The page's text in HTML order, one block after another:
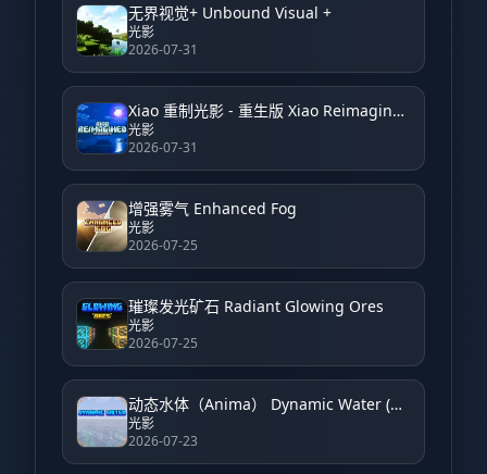
无界视觉+ Unbound Visual +
光影
2026-07-31
Xiao 重制光影 - 重生版 Xiao Reimagined Shader - Reborn
光影
2026-07-31
增强雾气 Enhanced Fog
光影
2026-07-25
璀璨发光矿石 Radiant Glowing Ores
光影
2026-07-25
动态水体（Anima） Dynamic Water (Anima)
光影
2026-07-23